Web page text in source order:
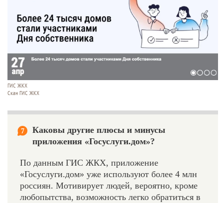
ГИС ЖКХ
Скан ГИС ЖКХ
7
Каковы другие плюсы и минусы
приложения «Госуслуги.дом»?
По данным ГИС ЖКХ, приложение
«Госуслуги.дом» уже используют более 4 млн
россиян. Мотивирует людей, вероятно, кроме
любопытства, возможность легко обратиться в